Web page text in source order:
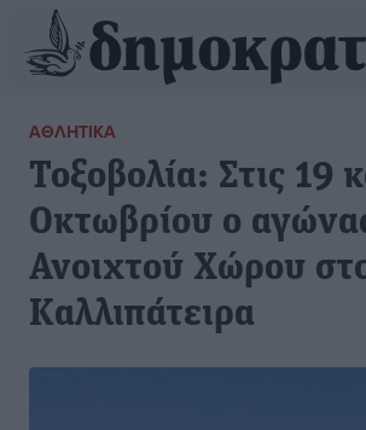
ΑΘΛΗΤΙΚΆ
Τοξοβολία: Στις 19
Οκτωβρίου ο
Ανοιχτού Χώρου
Καλλιπάτειρα